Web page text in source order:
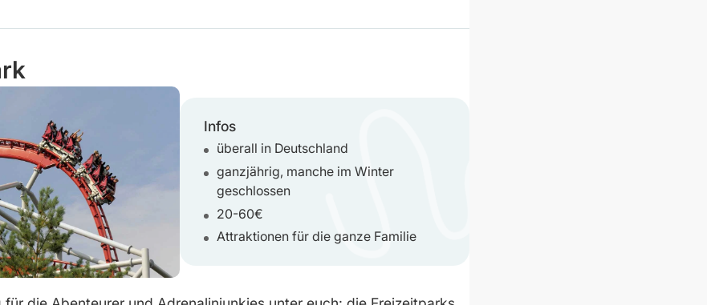
Infos
überall in Deutschland
ganzjährig, manche im Winter
geschlossen
20-60€
Attraktionen für die ganze Familie